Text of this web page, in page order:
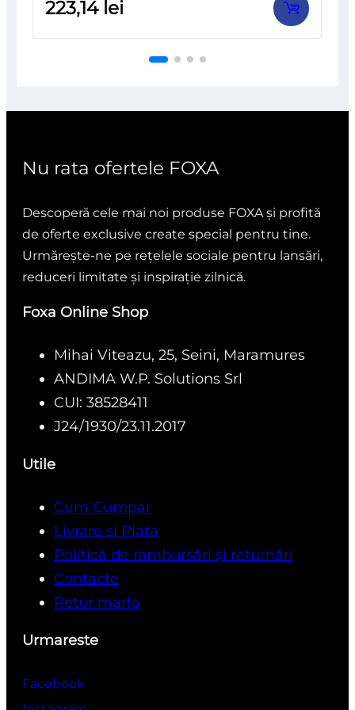
la297,30
Nu rata ofertele FOXA
Descoperă cele mai noi produse FOXA și profită
de oferte exclusive create special pentru tine.
Urmărește-ne pe rețelele sociale pentru lansări,
reduceri limitate și inspirație zilnică.
Foxa Online Shop
Mihai Viteazu, 25, Seini, Maramures
ANDIMA W.P. Solutions Srl
CUI: 38528411
J24/1930/23.11.2017
Utile
Cum Cumpar
Livrare si Plata
Politică de rambursări și returnări
Contacte
Retur marfa
Urmareste
Facebook